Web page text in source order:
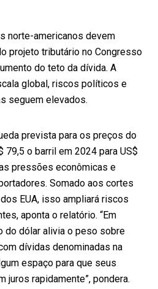
norte-americanos devem
projeto tributário no Congresso
do teto da dívida. A
global, riscos políticos e
seguem elevados.
prevista para os preços do
79,5 o barril em 2024 para US$
pressões econômicas e
Somado aos cortes
EUA, isso ampliará riscos
aponta o relatório. “Em
do dólar alivia o peso sobre
dívidas denominadas na
espaço para que seus
juros rapidamente”, pondera.